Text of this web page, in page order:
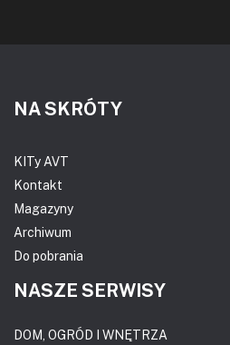
NA SKRÓTY
KITy AVT
Kontakt
Magazyny
Archiwum
Do pobrania
NASZE SERWISY
DOM, OGRÓD I WNĘTRZA